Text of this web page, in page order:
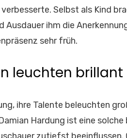
Selbst als Kind
Ausdauer ihm die
sehr früh.
leuchten brillant
ihre Talente beleuchten
Hardung ist eine